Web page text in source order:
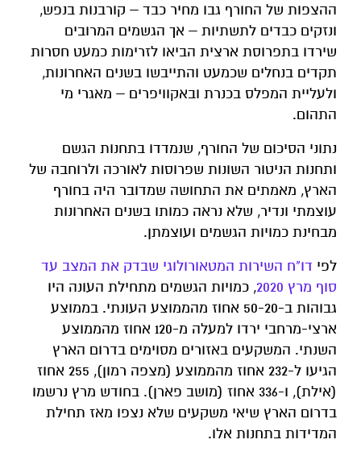
ההצפות של החורף גבו מחיר כבד – קורבנות בנפש,
ונזקים כבדים לתשתיות – אך הגשמים המרובים
שירדו בתפרוסת ארצית הביאו לזרימות כמעט חסרות
תקדים בנחלים שכמעט והתייבשו בשנים האחרונות,
ולעליית המפלס בכנרת ובאקוויפרים – מאגרי מי
התהום.
נתוני הסיכום של החורף, שנמדדו בתחנות הגשם
ותחנות הניטור השונות שפרוסות לאורכה ולרוחבה של
הארץ, מאמתים את התחושה שמדובר היה בחורף
עוצמתי ונדיר, שלא נראה כמותו בשנים האחרונות
מבחינת כמויות הגשמים ועוצמתן.
לפי דו"ח השירות המטאורולוגי שבדק את המצב עד
סוף מרץ 2020
, כמויות הגשמים מתחילת העונה היו
גבוהות ב-50-20 אחוז מהממוצע העונתי. בממוצע
ארצי-מרחבי ירדו למעלה מ-120 אחוז מהממוצע
השנתי. המשקעים באזורים מסוימים בדרום הארץ
הגיעו ל-232 אחוז מהממוצע (מצפה רמון), 255 אחוז
(אילת), ו-336 אחוז (מושב פארן). בחודש מרץ נרשמו
בדרום הארץ שיאי משקעים שלא נצפו מאז תחילת
המדידות בתחנות אלו.